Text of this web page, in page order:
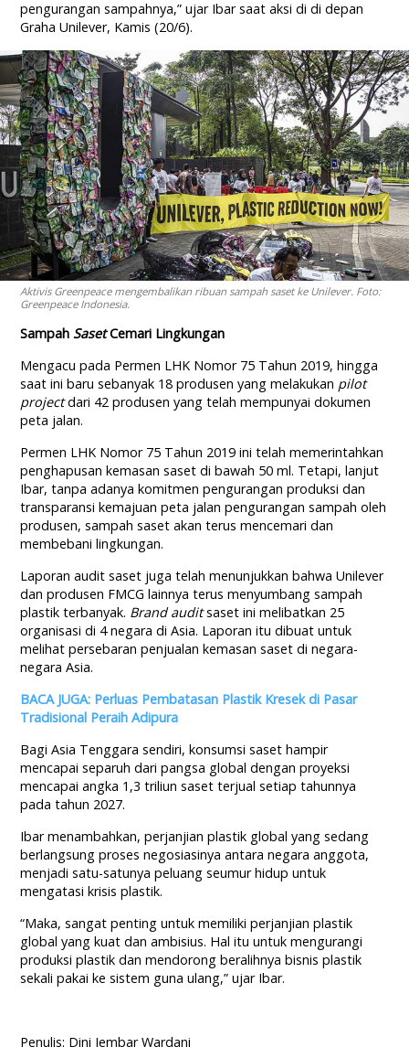
pengurangan sampahnya,” ujar Ibar saat aksi di di depan
Graha Unilever, Kamis (20/6).
Aktivis Greenpeace mengembalikan ribuan sampah saset ke Unilever. Foto:
Greenpeace Indonesia.
Sampah SasetCemari Lingkungan
Mengacu pada Permen LHK Nomor 75 Tahun 2019, hingga
saat ini baru sebanyak 18 produsen yang melakukan pilot
projectdari 42 produsen yang telah mempunyai dokumen
peta jalan.
Permen LHK Nomor 75 Tahun 2019 ini telah memerintahkan
penghapusan kemasan saset di bawah 50 ml. Tetapi, lanjut
Ibar, tanpa adanya komitmen pengurangan produksi dan
transparansi kemajuan peta jalan pengurangan sampah oleh
produsen, sampah saset akan terus mencemari dan
membebani lingkungan.
Laporan audit saset juga telah menunjukkan bahwa Unilever
dan produsen FMCG lainnya terus menyumbang sampah
plastik terbanyak. Brand auditsaset ini melibatkan 25
organisasi di 4 negara di Asia. Laporan itu dibuat untuk
melihat persebaran penjualan kemasan saset di negara-
negara Asia.
BACA JUGA: Perluas Pembatasan Plastik Kresek di Pasar
Tradisional Peraih Adipura
Bagi Asia Tenggara sendiri, konsumsi saset hampir
mencapai separuh dari pangsa global dengan proyeksi
mencapai angka 1,3 triliun saset terjual setiap tahunnya
pada tahun 2027.
Ibar menambahkan, perjanjian plastik global yang sedang
berlangsung proses negosiasinya antara negara anggota,
menjadi satu-satunya peluang seumur hidup untuk
mengatasi krisis plastik.
“Maka, sangat penting untuk memiliki perjanjian plastik
global yang kuat dan ambisius. Hal itu untuk mengurangi
produksi plastik dan mendorong beralihnya bisnis plastik
sekali pakai ke sistem guna ulang,” ujar Ibar.
Penulis: Dini Jembar Wardani